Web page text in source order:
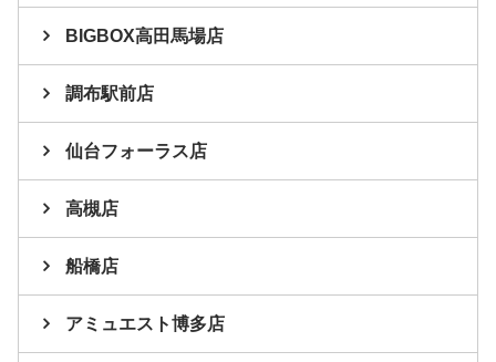
BIGBOX高田馬場店
調布駅前店
仙台フォーラス店
高槻店
船橋店
アミュエスト博多店